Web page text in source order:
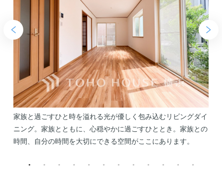
家族と過ごすひと時を溢れる光が優しく包み込むリビングダイ
ニング。家族とともに、心穏やかに過ごすひととき。家族との
時間、自分の時間を大切にできる空間がここにあります。